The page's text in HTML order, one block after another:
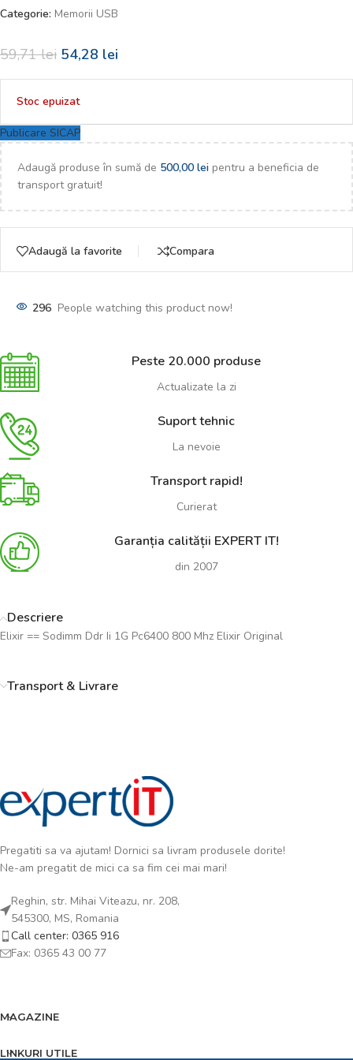
Categorie: Memorii USB
59,71lei 54,28 lei
Stoc epuizat
Publicare SICAP
Adaugă produse în sumă de 500,00 lei pentru a beneficia de
transport gratuit!
Adaugă la favorite Compara
296 People watching this product now!
Peste 20.000 produse
Actualizate la zi
Suport tehnic
La nevoie
Transport rapid!
Curierat
Garanția calității EXPERT IT!
din 2007
Descriere
Elixir == Sodimm Ddr Ii 1G Pc6400 800 Mhz Elixir Original
Transport & Livrare
Pregatiti sa va ajutam! Dornici sa livram produsele dorite!
Ne-am pregatit de mici ca sa fim cei mai mari!
Reghin, str. Mihai Viteazu, nr. 208,
545300, MS, Romania
Call center: 0365 916
Fax: 0365 43 00 77
MAGAZINE
LINKURI UTILE